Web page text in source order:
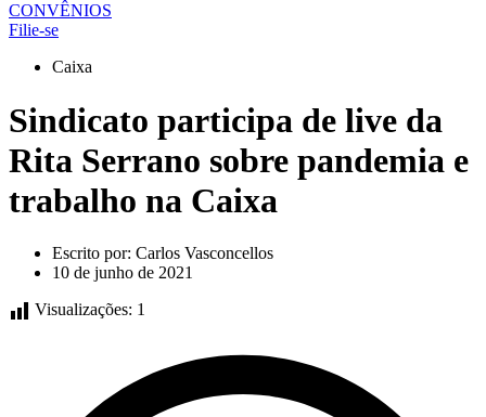
CONVÊNIOS
Filie-se
Caixa
Sindicato participa de live da
Rita Serrano sobre pandemia e
trabalho na Caixa
Escrito por: Carlos Vasconcellos
10 de junho de 2021
Visualizações: 1